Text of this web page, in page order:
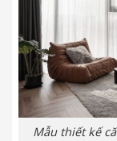
Mẫu thiết kế